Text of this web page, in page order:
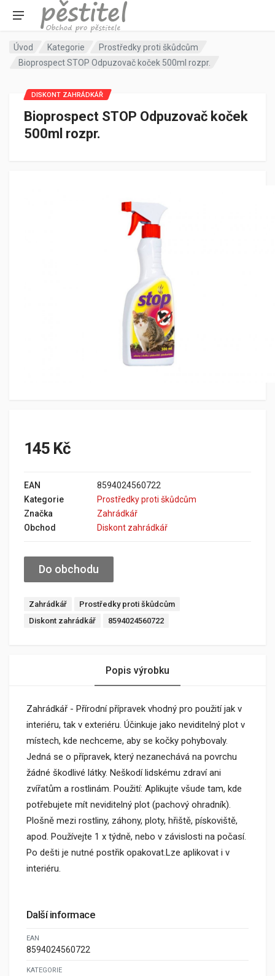
Úvod Kategorie
Prostředky proti škůdcům
Bioprospect STOP Odpuzovač koček 500ml rozpr.
Bioprospect STOP Odpuzovač koček
500ml rozpr.
DISKONT ZAHRÁDKÁŘ
145 Kč
EAN
8594024560722
Kategorie
Prostředky proti škůdcům
Značka
Zahrádkář
Obchod
Diskont zahrádkář
Do obchodu
Zahrádkář
Prostředky proti škůdcům
Diskont zahrádkář
8594024560722
Popis výrobku
Zahrádkář - Přírodní přípravek vhodný pro použití jak v
interiéru, tak v exteriéru. Účinkuje jako neviditelný plot v
místech, kde nechceme, aby se kočky pohybovaly.
Jedná se o přípravek, který nezanechává na povrchu
žádné škodlivé látky. Neškodí lidskému zdraví ani
zvířatům a rostlinám. Použití: Aplikujte všude tam, kde
potřebujete mít neviditelný plot (pachový ohradník).
Plošně mezi rostliny, záhony, ploty, hřiště, pískoviště,
apod. Používejte 1 x týdně, nebo v závislosti na počasí.
Po dešti je nutné postřik opakovat.Lze aplikovat i v
interiéru.
Další informace
EAN
8594024560722
KATEGORIE